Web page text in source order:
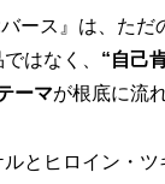
バース』は、た
はなく、 “自己
ーマが根底に流
とヒロイン・ツ